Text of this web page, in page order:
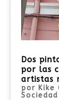
Dos
por las
artistas
por Kike
Sociedad